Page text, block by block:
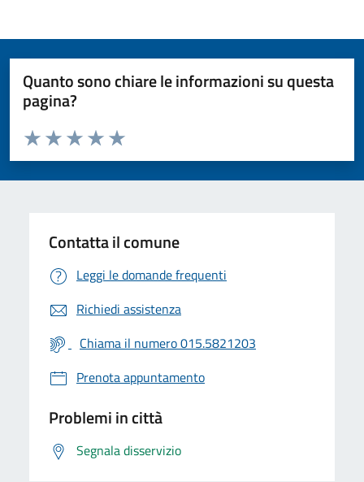
Quanto sono chiare le informazioni su questa
pagina?
Valuta da 1 a 5 stelle la pagina
Valuta 5 stelle su 5
Valuta 4 stelle su 5
Valuta 3 stelle su 5
Valuta 2 stelle su 5
Valuta 1 stelle su 5
Contatta il comune
Leggi le domande frequenti
Richiedi assistenza
Chiama il numero 015.5821203
Prenota appuntamento
Problemi in città
Segnala disservizio